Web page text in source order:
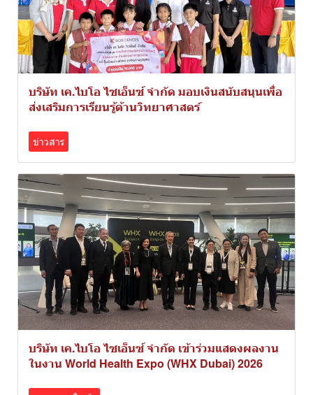
บริษัท เค.ไบโอ ไซเอ็นซ์ จำกัด มอบเงินสนับสนุนเพื่อ
ส่งเสริมการเรียนรู้ด้านวิทยาศาสตร์
ข่าวสาร
บริษัท เค.ไบโอ ไซเอ็นซ์ จำกัด เข้าร่วมแสดงผลงาน
ในงาน World Health Expo (WHX Dubai) 2026